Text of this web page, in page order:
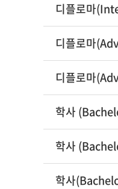
디플로마
디플로마
디플로마
학사
학사
학사